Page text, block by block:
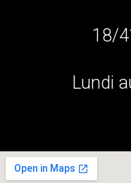
18/
Lundi